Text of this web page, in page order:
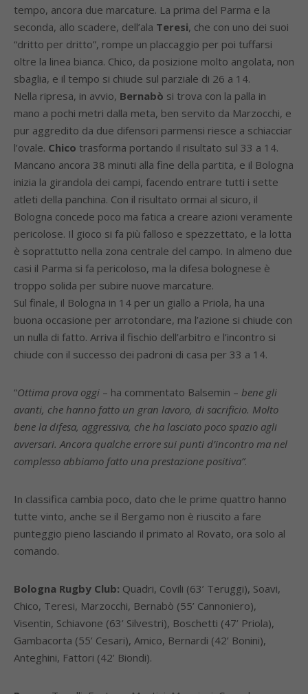
tempo, ancora due marcature. La prima del Parma e la
seconda, allo scadere, dell’ala Teresi, che con uno dei suoi
“dritto per dritto”, rompe un placcaggio per poi tuffarsi
oltre la linea bianca. Chico, da posizione molto angolata, non
sbaglia, e il tempo si chiude sul parziale di 26 a 14.
Nella ripresa, in avvio, Bernabò si trova con la palla in
mano a pochi metri dalla meta, ben servito da Marzocchi, e
pur aggredito da due difensori parmensi riesce a schiacciar
l’ovale. Chico trasforma portando il risultato sul 33 a 14.
Mancano ancora 38 minuti alla fine della partita, e il Bologna
inizia la girandola dei campi, facendo entrare tutti i sette
atleti della panchina. Con il risultato ormai al sicuro, il
Bologna concede poco ma fatica a creare azioni veramente
pericolose. Il gioco si fa più falloso e spezzettato, e la lotta
è soprattutto nella zona centrale del campo. In almeno due
casi il Parma si fa pericoloso, ma la difesa bolognese è
troppo solida per subire nuove marcature.
Sul finale, il Bologna in 14 per un giallo a Priola, ha una
buona occasione per arrotondare, ma l’azione si chiude con
un nulla di fatto. Arriva il fischio dell’arbitro e l’incontro si
chiude con il successo dei padroni di casa per 33 a 14.
“Ottima prova oggi – ha commentato Balsemin – bene gli
avanti, che hanno fatto un gran lavoro, di sacrificio. Molto
bene la difesa, aggressiva, che ha lasciato poco spazio agli
avversari. Ancora qualche errore sui punti d’incontro ma nel
complesso abbiamo fatto una prestazione positiva”.
In classifica cambia poco, dato che le prime quattro hanno
tutte vinto, anche se il Bergamo non è riuscito a fare
punteggio pieno lasciando il primato al Rovato, ora solo al
comando.
Bologna Rugby Club: Quadri, Covili (63’ Teruggi), Soavi,
Chico, Teresi, Marzocchi, Bernabò (55’ Cannoniero),
Visentin, Schiavone (63’ Silvestri), Boschetti (47’ Priola),
Gambacorta (55’ Cesari), Amico, Bernardi (42’ Bonini),
Anteghini, Fattori (42’ Biondi).